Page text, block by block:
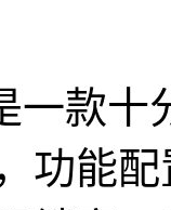
款十
功能